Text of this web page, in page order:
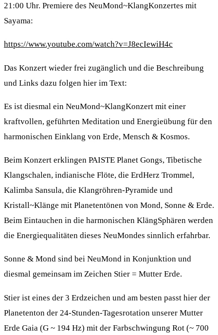
21:00 Uhr. Premiere des NeuMond~KlangKonzertes mit
Sayama:
https://www.youtube.com/watch?v=J8ecIewiH4c
Das Konzert wieder frei zugänglich und die Beschreibung
und Links dazu folgen hier im Text:
Es ist diesmal ein NeuMond~KlangKonzert mit einer
kraftvollen, geführten Meditation und Energieübung für den
harmonischen Einklang von Erde, Mensch & Kosmos.
Beim Konzert erklingen PAISTE Planet Gongs, Tibetische
Klangschalen, indianische Flöte, die ErdHerz Trommel,
Kalimba Sansula, die Klangröhren-Pyramide und
Kristall~Klänge mit Planetentönen von Mond, Sonne & Erde.
Beim Eintauchen in die harmonischen KlängSphären werden
die Energiequalitäten dieses NeuMondes sinnlich erfahrbar.
Sonne & Mond sind bei NeuMond in Konjunktion und
diesmal gemeinsam im Zeichen Stier = Mutter Erde.
Stier ist eines der 3 Erdzeichen und am besten passt hier der
Planetenton der 24-Stunden-Tagesrotation unserer Mutter
Erde Gaia (G ~ 194 Hz) mit der Farbschwingung Rot (~ 700